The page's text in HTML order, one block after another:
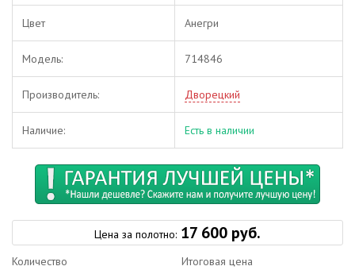
Цвет Анегри
Модель: 714846
Производитель: Дворецкий
Наличие: Есть в наличии
Цена за полотно: 17 600 руб.
Количество Итоговая цена